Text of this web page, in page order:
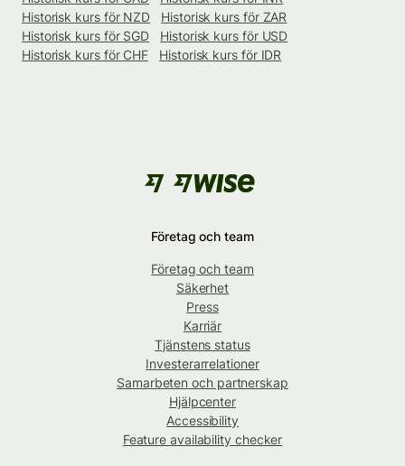
Historisk kurs för NZD
Historisk kurs för ZAR
Historisk kurs för SGD
Historisk kurs för USD
Historisk kurs för CHF
Historisk kurs för IDR
Företag och team
Företag och team
Säkerhet
Press
Karriär
Tjänstens status
Investerarrelationer
Samarbeten och partnerskap
Hjälpcenter
Accessibility
Feature availability checker